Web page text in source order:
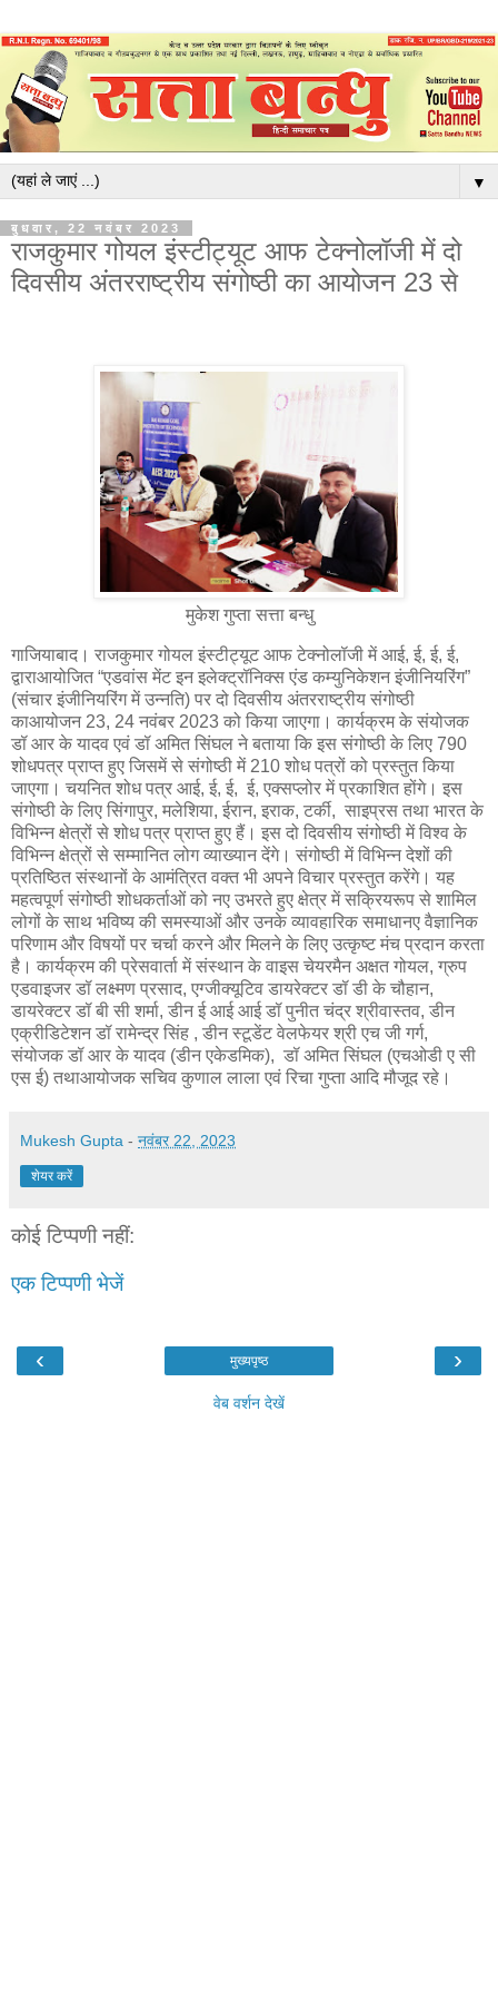
▼
बुधवार, 22 नवंबर 2023
राजकुमार गोयल इंस्टीट्यूट आफ टेक्नोलॉजी में दो
दिवसीय अंतरराष्ट्रीय संगोष्ठी का आयोजन 23 से
मुकेश गुप्ता सत्ता बन्धु
गाजियाबाद। राजकुमार गोयल इंस्टीट्यूट आफ टेक्नोलॉजी में आई, ई, ई, ई,
द्वाराआयोजित “एडवांस मेंट इन इलेक्ट्रॉनिक्स एंड कम्युनिकेशन इंजीनियरिंग”
(संचार इंजीनियरिंग में उन्नति) पर दो दिवसीय अंतरराष्ट्रीय संगोष्ठी
काआयोजन 23, 24 नवंबर 2023 को किया जाएगा। कार्यक्रम के संयोजक
डॉ आर के यादव एवं डॉ अमित सिंघल ने बताया कि इस संगोष्ठी के लिए 790
शोधपत्र प्राप्त हुए जिसमें से संगोष्ठी में 210 शोध पत्रों को प्रस्तुत किया
जाएगा। चयनित शोध पत्र आई, ई, ई, ई, एक्सप्लोर में प्रकाशित होंगे। इस
संगोष्ठी के लिए सिंगापुर, मलेशिया, ईरान, इराक, टर्की, साइप्रस तथा भारत के
विभिन्न क्षेत्रों से शोध पत्र प्राप्त हुए हैं। इस दो दिवसीय संगोष्ठी में विश्व के
विभिन्न क्षेत्रों से सम्मानित लोग व्याख्यान देंगे। संगोष्ठी में विभिन्न देशों की
प्रतिष्ठित संस्थानों के आमंत्रित वक्त भी अपने विचार प्रस्तुत करेंगे। यह
महत्वपूर्ण संगोष्ठी शोधकर्ताओं को नए उभरते हुए क्षेत्र में सक्रियरूप से शामिल
लोगों के साथ भविष्य की समस्याओं और उनके व्यावहारिक समाधानए वैज्ञानिक
परिणाम और विषयों पर चर्चा करने और मिलने के लिए उत्कृष्ट मंच प्रदान करता
है। कार्यक्रम की प्रेसवार्ता में संस्थान के वाइस चेयरमैन अक्षत गोयल, ग्रुप
एडवाइजर डॉ लक्ष्मण प्रसाद, एग्जीक्यूटिव डायरेक्टर डॉ डी के चौहान,
डायरेक्टर डॉ बी सी शर्मा, डीन ई आई आई डॉ पुनीत चंद्र श्रीवास्तव, डीन
एक्रीडिटेशन डॉ रामेन्द्र सिंह , डीन स्टूडेंट वेलफेयर श्री एच जी गर्ग,
संयोजक डॉ आर के यादव (डीन एकेडमिक), डॉ अमित सिंघल (एचओडी ए सी
एस ई) तथाआयोजक सचिव कुणाल लाला एवं रिचा गुप्ता आदि मौजूद रहे।
Mukesh Gupta - नवंबर 22, 2023
शेयर करें
कोई टिप्पणी नहीं:
एक टिप्पणी भेजें
‹ ›
मुख्यपृष्ठ
वेब वर्शन देखें